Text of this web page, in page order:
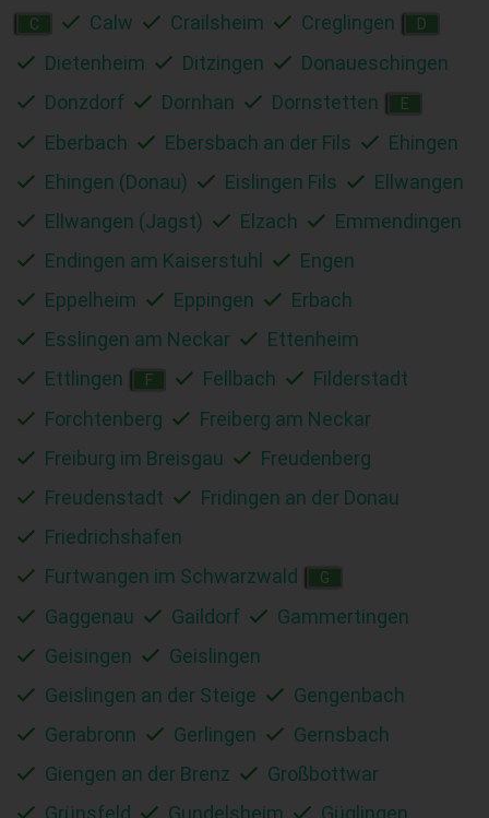
C Calw Crailsheim Creglingen D
Dietenheim Ditzingen
Donaueschingen
Donzdorf
Dornhan Dornstetten E
Eberbach Ebersbach an der Fils
Ehingen
Ehingen (Donau)
Eislingen Fils
Ellwangen
Ellwangen (Jagst)
Elzach
Emmendingen
Endingen am Kaiserstuhl
Engen
Eppelheim
Eppingen
Erbach
Esslingen am Neckar
Ettenheim
Ettlingen
F Fellbach
Filderstadt
Forchtenberg
Freiberg am Neckar
Freiburg im Breisgau
Freudenberg
Freudenstadt
Fridingen an der Donau
Friedrichshafen
Furtwangen im Schwarzwald
G
Gaggenau Gaildorf
Gammertingen
Geisingen
Geislingen
Geislingen an der Steige
Gengenbach
Gerabronn
Gerlingen
Gernsbach
Giengen an der Brenz
Großbottwar
Grünsfeld
Gundelsheim Güglingen